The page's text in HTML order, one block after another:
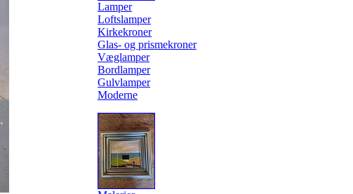
Lamper
Loftslamper
Kirkekroner
Glas- og prismekroner
Væglamper
Bordlamper
Gulvlamper
Moderne